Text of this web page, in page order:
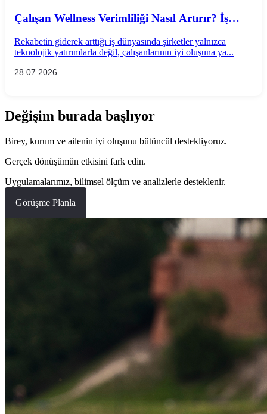
Çalışan Wellness Verimliliği Nasıl Artırır? İş
Uygulamaları
Rekabetin giderek arttığı iş dünyasında şirketler yalnızca
teknolojik yatırımlarla değil, çalışanlarının iyi oluşuna ya...
28.07.2026
Değişim burada başlıyor
Birey, kurum ve ailenin iyi oluşunu bütüncül destekliyoruz.
Gerçek dönüşümün etkisini fark edin.
Uygulamalarımız, bilimsel ölçüm ve analizlerle desteklenir.
Görüşme Planla